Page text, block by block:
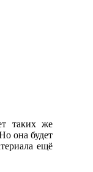
таких же
она будет
ещё